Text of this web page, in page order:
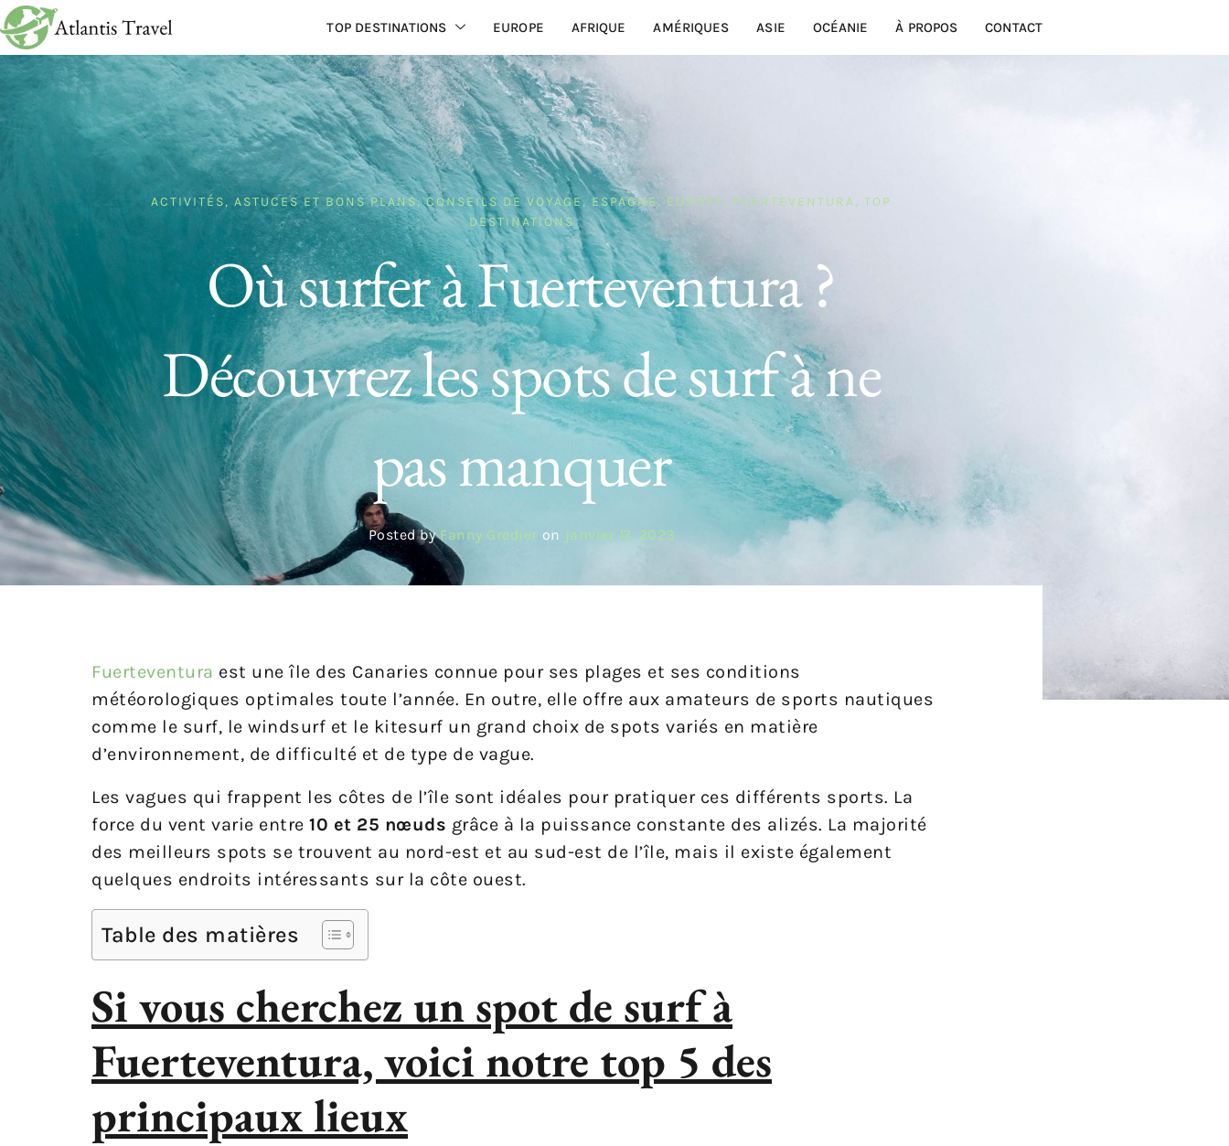
TOP DESTINATIONS EUROPE AFRIQUE AMÉRIQUES ASIE OCÉANIE À PROPOS CONTACT
ACTIVITÉS, ASTUCES ET BONS PLANS,CONSEILS DE VOYAGE,ESPAGNE , EUROPE , FUERTEVENTURA, TOP
DESTINATIONS
Où surfer à Fuerteventura ?
Découvrez les spots de surf à ne
pas manquer
Posted by Fanny Gredier on janvier 17, 2023
Fuerteventura est une île des Canaries connue pour ses plages et ses conditions
météorologiques optimales toute l’année. En outre, elle offre aux amateurs de sports nautiques
comme le surf, le windsurf et le kitesurf un grand choix de spots variés en matière
d’environnement, de difficulté et de type de vague.
Les vagues qui frappent les côtes de l’île sont idéales pour pratiquer ces différents sports. La
force du vent varie entre 10 et 25 nœuds grâce à la puissance constante des alizés. La majorité
des meilleurs spots se trouvent au nord-est et au sud-est de l’île, mais il existe également
quelques endroits intéressants sur la côte ouest.
Table des matières
Si vous cherchez un spot de surf à
Fuerteventura, voici notre top 5 des
principaux lieux